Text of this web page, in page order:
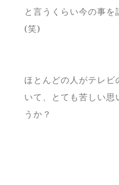
と言うくらい今の事
(笑)
ほとんどの人がテレビ
いて、とても苦しい思
うか？